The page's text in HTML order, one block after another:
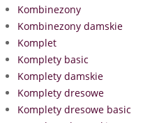
Kombinezony
Kombinezony damskie
Komplet
Komplety basic
Komplety damskie
Komplety dresowe
Komplety dresowe basic